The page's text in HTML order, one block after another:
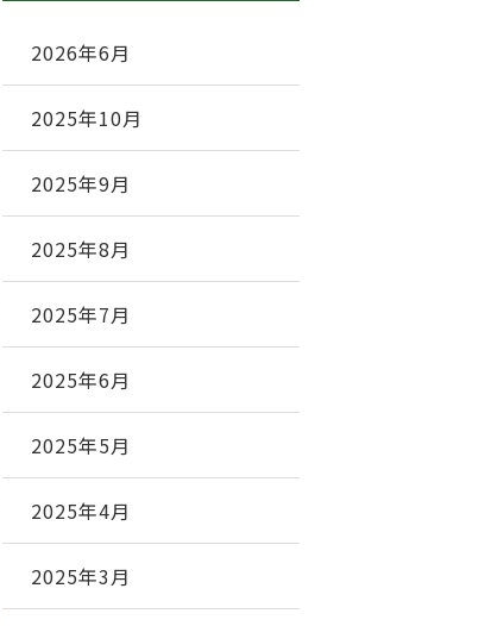
2026年6月
2025年10月
2025年9月
2025年8月
2025年7月
2025年6月
2025年5月
2025年4月
2025年3月